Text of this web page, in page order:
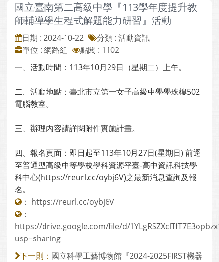
國立臺南第二高級中學『113學年度提升教
師輔導學生程式解題能力研習』活動
日期 : 2024-10-22
分類 : 活動資訊
單位 : 網路組
點閱 : 1102
一、活動時間：113年10月29日（星期二）上午。
二、活動地點：臺北市立第一女子高級中學學珠樓502
電腦教室。
三、辦理內容請詳閱附件實施計畫。
四、報名頁面：即日起至113年10月27日(星期日) 前逕
至普通型高級中等學校學科資源平臺-高中資訊科技學
科中心(https://reurl.cc/oybj6V)之最新消息查詢及報
名。
： https://reurl.cc/oybj6V
：
https://drive.google.com/file/d/
usp=sharing
下一則： 國立科學工藝博物館『2024-2025FIRST機器